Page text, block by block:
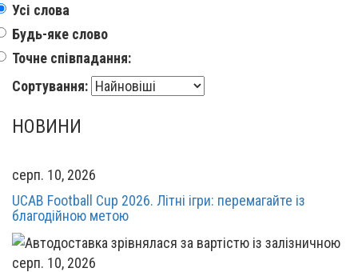
Усі слова
Будь-яке слово
Точне співпадання:
Сортування:
НОВИНИ
серп. 10, 2026
UCAB Football Cup 2026. Літні ігри: перемагайте із
благодійною метою
серп. 10, 2026